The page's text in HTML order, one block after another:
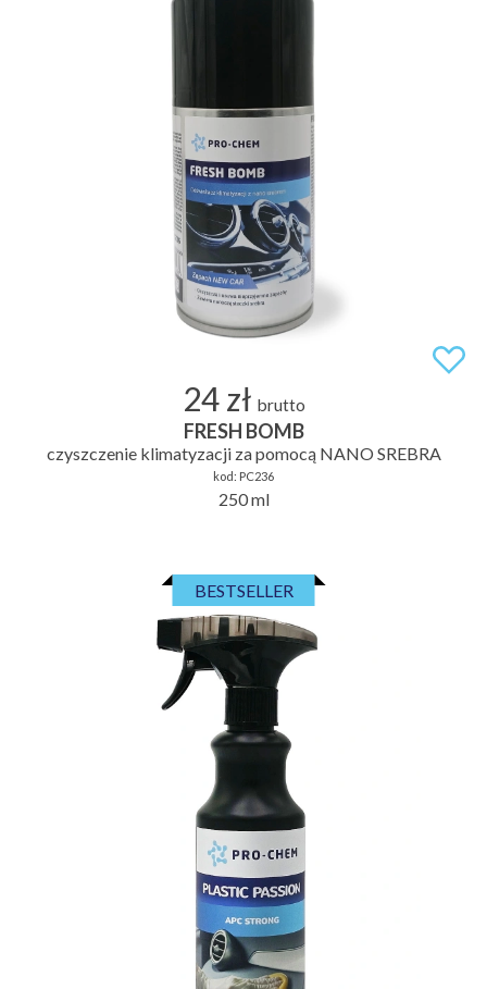
24 zł brutto
FRESH BOMB
czyszczenie klimatyzacji za pomocą NANO SREBRA
kod: PC236
250 ml
BESTSELLER